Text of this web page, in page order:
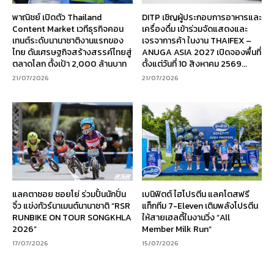
พาณิชย์ เปิดตัว Thailand
Content Market เวทีธุรกิจคอน
เทนต์ระดับนานาชาติงานแรกของ
ไทย ดันเศรษฐกิจสร้างสรรค์ไทยสู่
ตลาดโลก ตั้งเป้า 2,000 ล้านบาท
21/07/2026
DITP เชิญผู้ประกอบการอาหารและ
เครื่องดื่ม เข้าร่วมจัดแสดงและ
เจรจาการค้า ในงาน THAIFEX –
ANUGA ASIA 2027 เปิดจองพื้นที่
ตั้งแต่วันที่ 10 สิงหาคม 2569...
21/07/2026
แลคตาซอย ซอยโย่ ร่วมปั้นนักปั่น
จิ๋ว แข่งทัวร์นาเมนต์นานาชาติ “RSR
RUNBIKE ON TOUR SONGKHLA
2026”
17/07/2026
เบนิฟิตต์ ไฮโปรตีน แลคโตสฟรี
แท็กทีม 7-Eleven เติมพลังโปรตีน
ให้สายเฮลตี้ในงานวิ่ง “All
Member Milk Run”
15/07/2026